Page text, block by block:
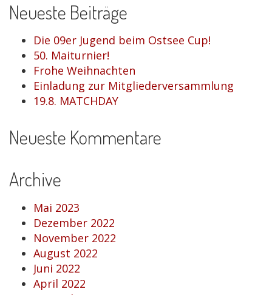
Neueste Beiträge
Die 09er Jugend beim Ostsee Cup!
50. Maiturnier!
Frohe Weihnachten
Einladung zur Mitgliederversammlung
19.8. MATCHDAY
Neueste Kommentare
Archive
Mai 2023
Dezember 2022
November 2022
August 2022
Juni 2022
April 2022